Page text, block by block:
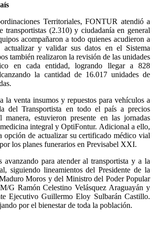
Territoriales, FONTUR atendió a
transportistas (2.310) y ciudadanía en general
acompañaron a todo quienes acudieron a
actualizar y validar sus datos en el Sistema
también realizaron la revisión de las unidades
en cada entidad, logrando llegar a 828
la cantidad de 16.017 unidades de
la venta insumos y repuestos para vehículos a
del Transportista en todo el país a precios
estuvieron presente en las jornadas
integral y OptiFontur. Adicional a ello,
opción de actualizar su certificado médico vial
los planes funerarios en Previsabel XXI.
avanzando para atender al transportista y a la
siguiendo lineamientos del Presidente de la
Moros y del Ministro del Poder Popular
G Ramón Celestino Velásquez Araguayán y
Ejecutivo Guillermo Eloy Sulbarán Castillo.
por el bienestar de toda la población.